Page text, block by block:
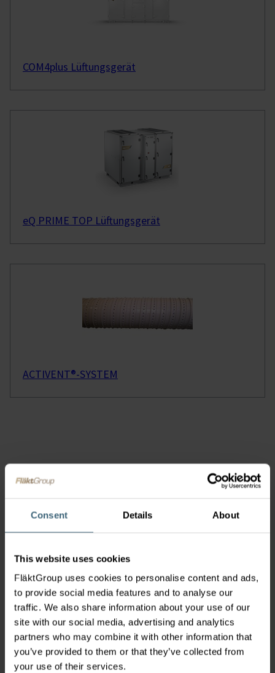
Consent Details About
This website uses cookies
FläktGroup uses cookies to personalise content and ads,
to provide social media features and to analyse our
traffic. We also share information about your use of our
site with our social media, advertising and analytics
partners who may combine it with other information that
you’ve provided to them or that they’ve collected from
your use of their services.
COM4plus Lüftungsgerät
eQ PRIME TOP Lüftungsgerät
ACTIVENT®-SYSTEM
Produkte & Lösungen
angenehme Einkaufsatmosphäre für ihre Kunden
bieten, aber gleichzeitig müssen sie auch eine
Menschen bei einem Rauch- oder Feueralarm in
Sicherheit gebracht werden können. Eine Auswahl
unserer Lösungen für einzelne
Einzelhandelsbereiche finden Sie in der Liste
unten.